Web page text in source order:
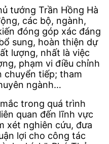
tướng Trần Hồng Hà
các bộ, ngành,
đóng góp xác đáng
sung, hoàn thiện dự
lượng, nhất là việc
phạm vi điều chỉnh
chuyển tiếp; tham
ngành…
trong quá trình
quan đến lĩnh vực
xét nghiên cứu, đưa
lợi cho công tác